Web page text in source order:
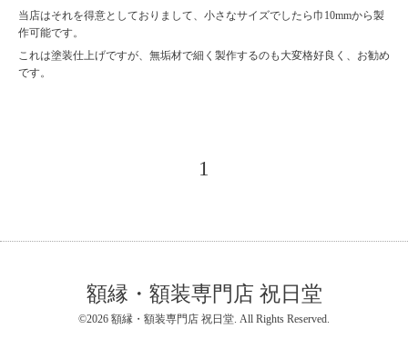
当店はそれを得意としておりまして、小さなサイズでしたら巾10mmから製
作可能です。
これは塗装仕上げですが、無垢材で細く製作するのも大変格好良く、お勧め
です。
1
額縁・額装専門店 祝日堂
©2026 額縁・額装専門店 祝日堂. All Rights Reserved.